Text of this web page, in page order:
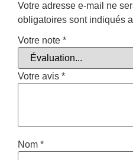
Votre adresse e-mail ne
obligatoires sont indiqués
Votre note *
Votre avis *
Nom *